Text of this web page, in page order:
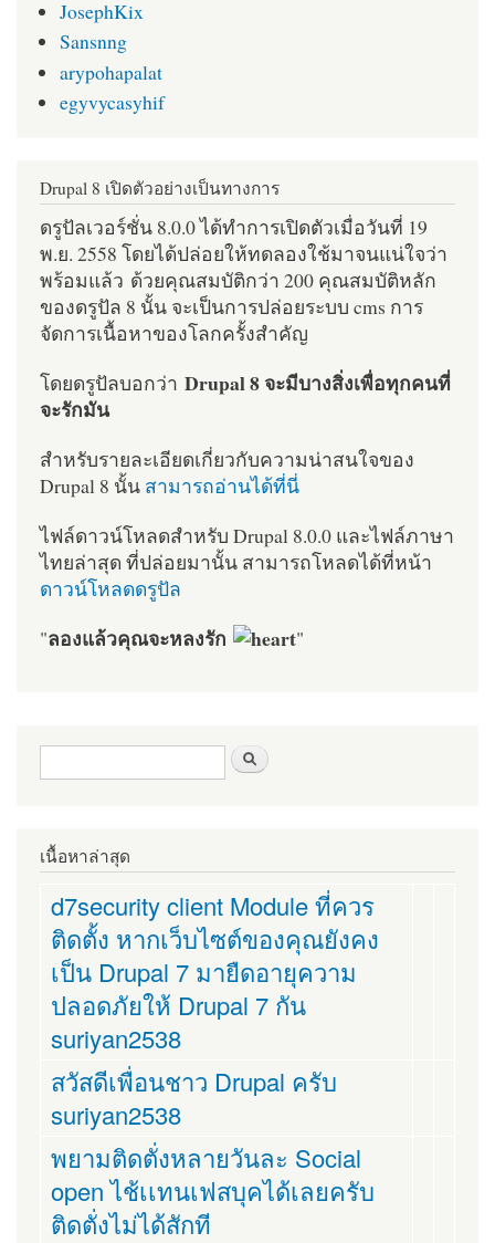
JosephKix
Sansnng
arypohapalat
egyvycasyhif
Drupal 8 เปิดตัวอย่างเป็นทางการ
ดรูปัลเวอร์ชั่น 8.0.0 ได้ทำการเปิดตัวเมื่อวันที่ 19
พ.ย. 2558 โดยได้ปล่อยให้ทดลองใช้มาจนแน่ใจว่า
พร้อมแล้ว ด้วยคุณสมบัติกว่า 200 คุณสมบัติหลัก
ของดรูปัล 8 นั้น จะเป็นการปล่อยระบบ cms การ
จัดการเนื้อหาของโลกครั้งสำคัญ
โดยดรูปัลบอกว่า Drupal 8 จะมีบางสิ่งเพื่อทุกคนที่
จะรักมัน
สำหรับรายละเอียดเกี่ยวกับความน่าสนใจของ
Drupal 8 นั้น สามารถอ่านได้ที่นี่
ไฟล์ดาวน์โหลดสำหรับ Drupal 8.0.0 และไฟล์ภาษา
ไทยล่าสุด ที่ปล่อยมานั้น สามารถโหลดได้ที่หน้า
ดาวน์โหลดดรูปัล
"ลองแล้วคุณจะหลงรัก "
ฟอร์มค้นหา
เนื้อหาล่าสุด
d7security client Module ที่ควร
ติดตั้ง หากเว็บไซต์ของคุณยังคง
เป็น Drupal 7 มายืดอายุความ
ปลอดภัยให้ Drupal 7 กัน
suriyan2538
สวัสดีเพื่อนชาว Drupal ครับ
suriyan2538
พยามติดตั่งหลายวันละ Social
open ไช้เเทนเฟสบุคได้เลยครับ
ติดตั่งไม่ได้สักที